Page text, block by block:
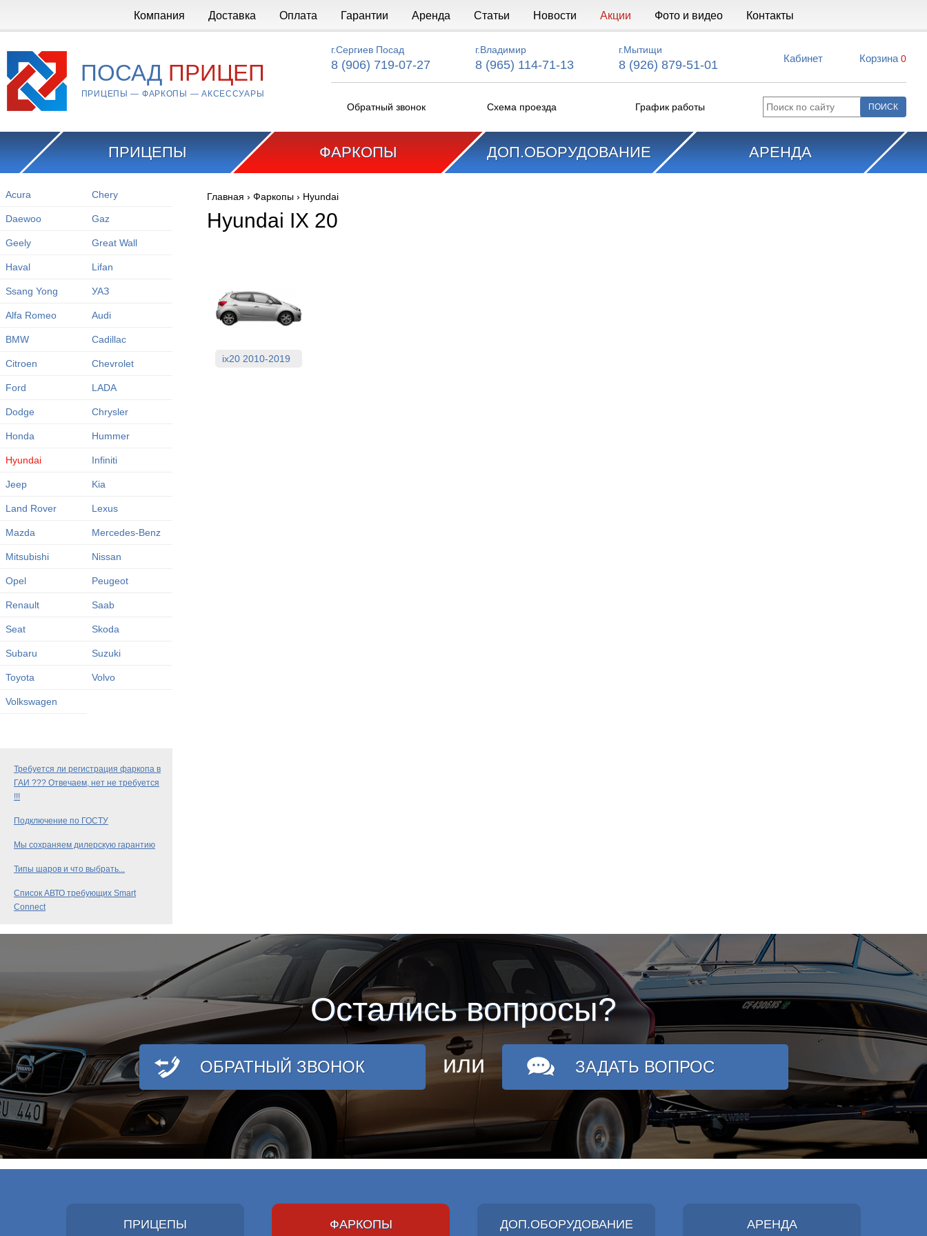
Компания Доставка Оплата Гарантии Аренда Статьи Новости Акции Фото и видео Контакты
ПОСАД ПРИЦЕП
ПРИЦЕПЫ — ФАРКОПЫ — АКСЕССУАРЫ
г.Сергиев Посад
8 (906) 719-07-27
г.Владимир
8 (965) 114-71-13
г.Мытищи
8 (926) 879-51-01 Кабинет Корзина 0
Обратный звонок Схема проезда График работы
ПРИЦЕПЫ ФАРКОПЫ ДОП.ОБОРУДОВАНИЕ АРЕНДА
Acura Chery
Daewoo Gaz
Geely Great Wall
Haval Lifan
Ssang Yong УАЗ
Alfa Romeo Audi
BMW Cadillac
Citroen Chevrolet
Ford LADA
Dodge Chrysler
Honda Hummer
Hyundai Infiniti
Jeep Kia
Land Rover Lexus
Mazda Mercedes-Benz
Mitsubishi Nissan
Opel Peugeot
Renault Saab
Seat Skoda
Subaru Suzuki
Toyota Volvo
Volkswagen
Требуется ли регистрация фаркопа в
ГАИ ??? Отвечаем, нет не требуется
!!!
Подключение по ГОСТУ
Мы сохраняем дилерскую гарантию
Типы шаров и что выбрать...
Список АВТО требующих Smart
Connect
Вы здесь
Главная › Фаркопы › Hyundai
Hyundai IX 20
ix20 2010-2019
Остались вопросы?
ОБРАТНЫЙ ЗВОНОК или ЗАДАТЬ ВОПРОС
ПРИЦЕПЫ ФАРКОПЫ ДОП.ОБОРУДОВАНИЕ АРЕНДА